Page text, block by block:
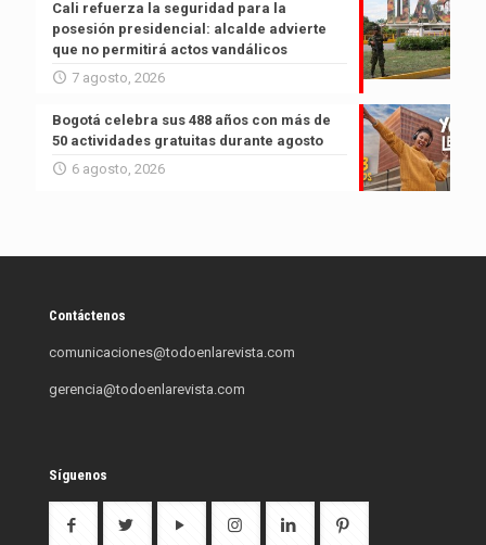
Cali refuerza la seguridad para la
posesión presidencial: alcalde advierte
que no permitirá actos vandálicos
7 agosto, 2026
Bogotá celebra sus 488 años con más de
50 actividades gratuitas durante agosto
6 agosto, 2026
Contáctenos
comunicaciones@todoenlarevista.com
gerencia@todoenlarevista.com
Síguenos